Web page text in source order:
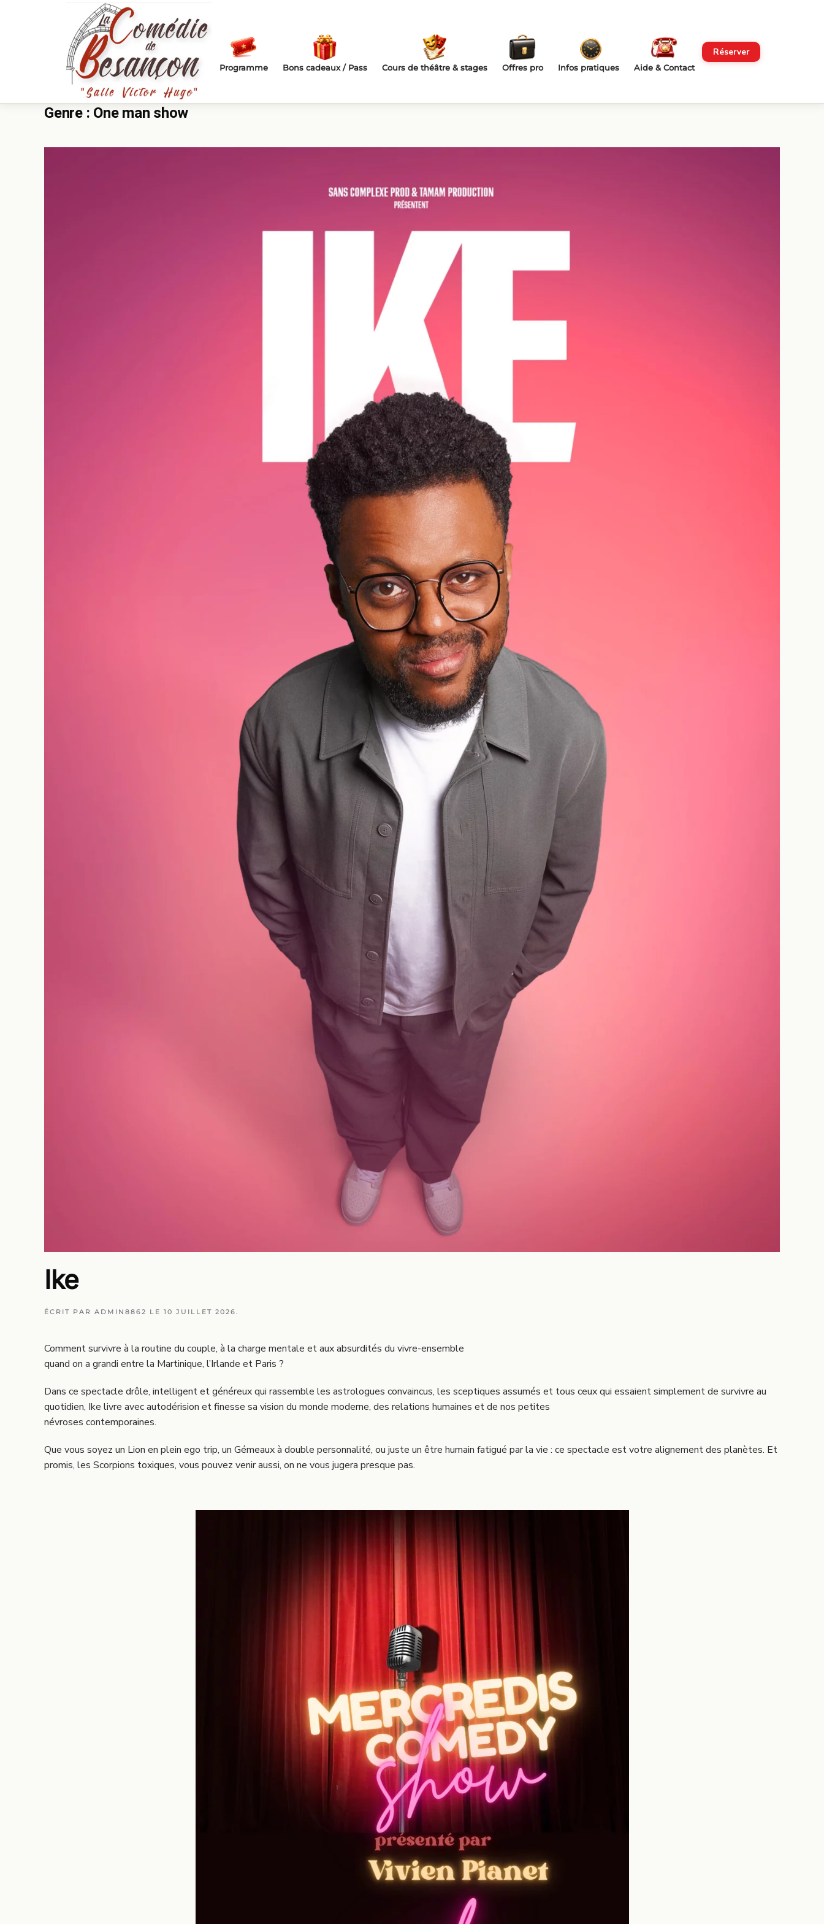
Passer au contenu principal
Programme Bons cadeaux / Pass Cours de théâtre & stages Offres pro Infos pratiques Aide & Contact
Réserver
Genre : One man show
Ike
ÉCRIT PAR ADMIN8862 LE 10 JUILLET 2026.
Comment survivre à la routine du couple, à la charge mentale et aux absurdités du vivre-ensemble
quand on a grandi entre la Martinique, l’Irlande et Paris ?
Dans ce spectacle drôle, intelligent et généreux qui rassemble les astrologues convaincus, les sceptiques assumés et tous ceux qui essaient simplement de survivre au
quotidien, Ike livre avec autodérision et finesse sa vision du monde moderne, des relations humaines et de nos petites
névroses contemporaines.
Que vous soyez un Lion en plein ego trip, un Gémeaux à double personnalité, ou juste un être humain fatigué par la vie : ce spectacle est votre alignement des planètes. Et
promis, les Scorpions toxiques, vous pouvez venir aussi, on ne vous jugera presque pas.